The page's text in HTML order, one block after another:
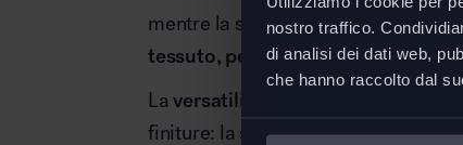
nostro traffico.
di analisi dei dati web,
che hanno raccolto dal
mentre la seduta accogliente è
tessuto, pelle o ecopelle, anche in
Laversatilità stilistica
finiture: la struttura può essere